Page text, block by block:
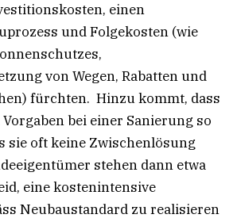
einen
und Folgekosten (wie
von Wegen, Rabatten und
fürchten. Hinzu kommt, dass
bei einer Sanierung so
sie oft keine Zwischenlösung
stehen dann etwa
eine kostenintensive
Neubaustandard zu realisieren